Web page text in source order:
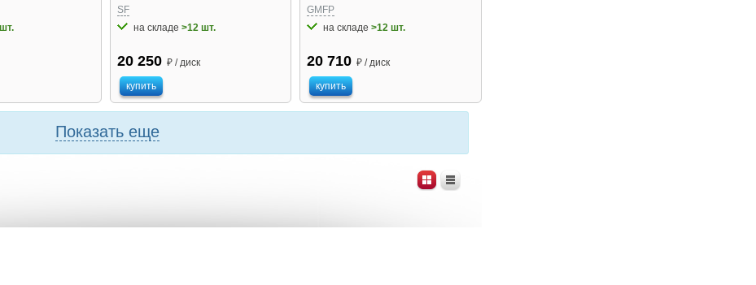
SF
на складе >12 шт.
20 250 ₽ / диск
купить
GMFP
на складе>12 шт.
20 710 ₽ / диск
купить
Показать еще